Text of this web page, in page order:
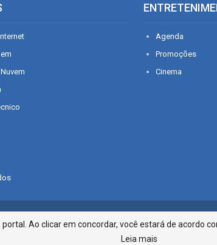
Agenda
Promoções
Cinema
Infonet - Rua
Ao clicar em concordar, você estará de acordo
Leia mais